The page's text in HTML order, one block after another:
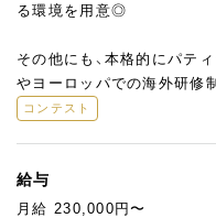
る環境を用意◎
その他にも、本格的にパテ
やヨーロッパでの海外研修
コンテスト
給与
月給 230,000円〜